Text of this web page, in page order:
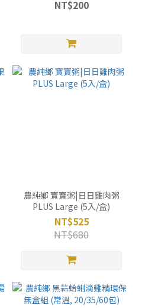
NT$200
農純鄉 寶寶粥|日日雞肉粥
PLUS Large (5入/盒)
NT$525
NT$680